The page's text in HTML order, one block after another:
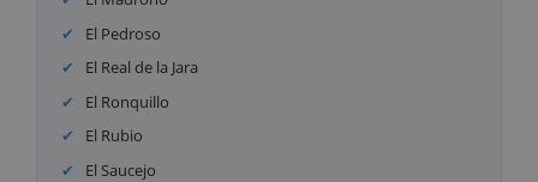
El Pedroso
El Real de la Jara
El Ronquillo
El Rubio
El Saucejo